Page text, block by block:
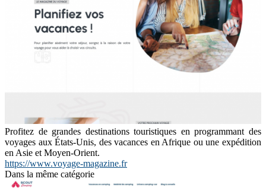
Profitez de grandes destinations touristiques en programmant des
voyages aux États-Unis, des vacances en Afrique ou une expédition
en Asie et Moyen-Orient.
https://www.voyage-magazine.fr
Dans la même catégorie